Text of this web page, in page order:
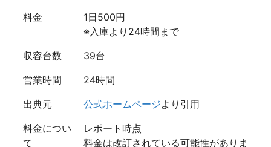
料金
1日500円
※入庫より24時間まで
収容台数
39台
営業時間
24時間
出典元
公式ホームページより引用
料金につい
て
レポート時点
料金は改訂されている可能性がありま